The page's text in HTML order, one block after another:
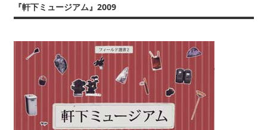
『軒下ミュージアム』2009